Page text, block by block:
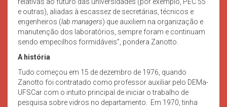
e outras), aliadas à escassez de secretárias, técnicos e
engenheiros (lab managers) que auxiliem na organização e
manutenção dos laboratórios, sempre foram e continuam
sendo empecilhos formidáveis”, pondera Zanotto.
A história
Tudo começou em 15 de dezembro de 1976, quando
Zanotto foi contratado como professor auxiliar pelo DEMa-
UFSCar com o intuito principal de iniciar o trabalho de
pesquisa sobre vidros no departamento. Em 1970, tinha